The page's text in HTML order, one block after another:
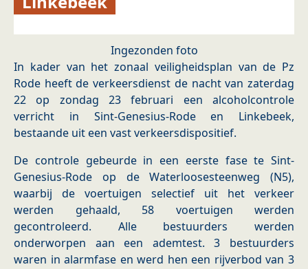
Ingezonden foto
In kader van het zonaal veiligheidsplan van de Pz
Rode heeft de verkeersdienst de nacht van zaterdag
22 op zondag 23 februari een alcoholcontrole
verricht in Sint-Genesius-Rode en Linkebeek,
bestaande uit een vast verkeersdispositief.
De controle gebeurde in een eerste fase te Sint-
Genesius-Rode op de Waterloosesteenweg (N5),
waarbij de voertuigen selectief uit het verkeer
werden gehaald, 58 voertuigen werden
gecontroleerd. Alle bestuurders werden
onderworpen aan een ademtest. 3 bestuurders
waren in alarmfase en werd hen een rijverbod van 3